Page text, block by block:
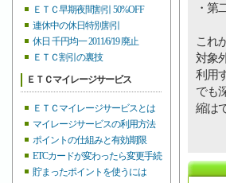
ＥＴＣ早期夜間割引 50%OFF
連休中の休日特別割引
休日 千円均一 2011/6/19 廃止
ＥＴＣ割引の裏技
ＥＴＣマイレージサービス
ＥＴＣマイレージサービスとは
マイレージサービスの利用方法
ポイントの仕組みと有効期限
ETCカードが変わったら変更手続
貯まったポイントを使うには
・第
これ
対象
利用
でも
縮は